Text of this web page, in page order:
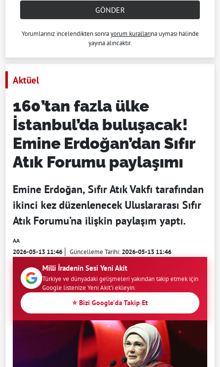
GÖNDER
Yorumlarınız incelendikten sonrayorum kurallarına uyması halinde
yayına alıncaktır.
Aktüel
160’tan fazla ülke
İstanbul’da buluşacak!
Emine Erdoğan’dan Sıfır
Atık Forumu paylaşımı
Emine Erdoğan, Sıfır Atık Vakfı tarafından
ikinci kez düzenlenecek Uluslararası Sıfır
Atık Forumu’na ilişkin paylaşım yaptı.
AA
2026-05-13 11:46 Güncelleme Tarihi:2026-05-13 11:46
Milli İradenin Sesi Yeni Akit
Türkiye ve dünyadaki gelişmeleri yakından takip etmek için
Google listenize Yeni Akit'i ekleyin.
⭐ Bizi Google'da Takip Et